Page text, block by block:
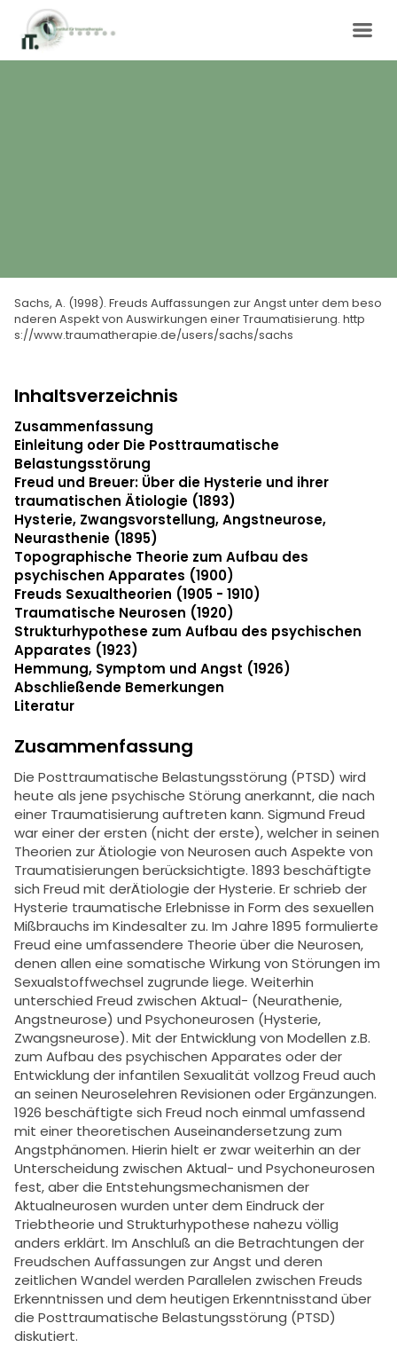
Sachs, A. (1998). Freuds Auffassungen zur Angst unter dem beso
nderen Aspekt von Auswirkungen einer Traumatisierung. http
s://www.traumatherapie.de/users/sachs/sachs
Inhaltsverzeichnis
Zusammenfassung
Einleitung oder Die Posttraumatische
Belastungsstörung
Freud und Breuer: Über die Hysterie und ihrer
traumatischen Ätiologie (1893)
Hysterie, Zwangsvorstellung, Angstneurose,
Neurasthenie (1895)
Topographische Theorie zum Aufbau des
psychischen Apparates (1900)
Freuds Sexualtheorien (1905 - 1910)
Traumatische Neurosen (1920)
Strukturhypothese zum Aufbau des psychischen
Apparates (1923)
Hemmung, Symptom und Angst (1926)
Abschließende Bemerkungen
Literatur
Zusammenfassung
Die Posttraumatische Belastungsstörung (PTSD) wird
heute als jene psychische Störung anerkannt, die nach
einer Traumatisierung auftreten kann. Sigmund Freud
war einer der ersten (nicht der erste), welcher in seinen
Theorien zur Ätiologie von Neurosen auch Aspekte von
Traumatisierungen berücksichtigte. 1893 beschäftigte
sich Freud mit derÄtiologie der Hysterie. Er schrieb der
Hysterie traumatische Erlebnisse in Form des sexuellen
Mißbrauchs im Kindesalter zu. Im Jahre 1895 formulierte
Freud eine umfassendere Theorie über die Neurosen,
denen allen eine somatische Wirkung von Störungen im
Sexualstoffwechsel zugrunde liege. Weiterhin
unterschied Freud zwischen Aktual- (Neurathenie,
Angstneurose) und Psychoneurosen (Hysterie,
Zwangsneurose). Mit der Entwicklung von Modellen z.B.
zum Aufbau des psychischen Apparates oder der
Entwicklung der infantilen Sexualität vollzog Freud auch
an seinen Neuroselehren Revisionen oder Ergänzungen.
1926 beschäftigte sich Freud noch einmal umfassend
mit einer theoretischen Auseinandersetzung zum
Angstphänomen. Hierin hielt er zwar weiterhin an der
Unterscheidung zwischen Aktual- und Psychoneurosen
fest, aber die Entstehungsmechanismen der
Aktualneurosen wurden unter dem Eindruck der
Triebtheorie und Strukturhypothese nahezu völlig
anders erklärt. Im Anschluß an die Betrachtungen der
Freudschen Auffassungen zur Angst und deren
zeitlichen Wandel werden Parallelen zwischen Freuds
Erkenntnissen und dem heutigen Erkenntnisstand über
die Posttraumatische Belastungsstörung (PTSD)
diskutiert.